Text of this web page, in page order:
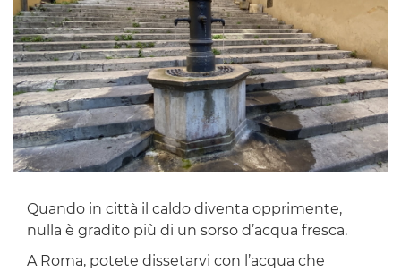
Quando in città il caldo diventa opprimente,
nulla è gradito più di un sorso d’acqua fresca.
A Roma, potete dissetarvi con l’acqua che